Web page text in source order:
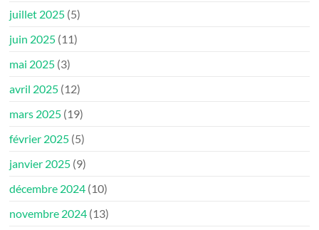
juillet 2025 (5)
juin 2025 (11)
mai 2025 (3)
avril 2025 (12)
mars 2025 (19)
février 2025 (5)
janvier 2025 (9)
décembre 2024 (10)
novembre 2024 (13)